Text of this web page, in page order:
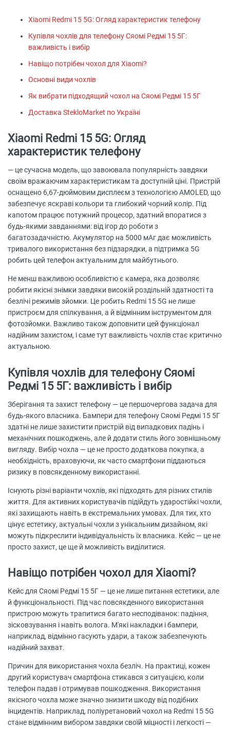
Xiaomi Redmi 15 5G: Огляд характеристик телефону
Купівля чохлів для телефону Сяомі Редмі 15 5Г:
важливість і вибір
Навіщо потрібен чохол для Xiaomi?
Основні види чохлів
Як вибрати підходящий чохол на Сяомі Редмі 15 5Г
Доставка StekloMarket по Україні
Xiaomi Redmi 15 5G: Огляд
характеристик телефону
— це сучасна модель, що завоювала популярність завдяки
своїм вражаючим характеристикам та доступній ціні. Пристрій
оснащено 6,67-дюймовим дисплеєм з технологією AMOLED, що
забезпечує яскраві кольори та глибокий чорний колір. Під
капотом працює потужний процесор, здатний впоратися з
будь-якими завданнями: від ігор до роботи з
багатозадачністю. Акумулятор на 5000 мАг дає можливість
тривалого використання без підзарядки, а підтримка 5G
робить цей телефон актуальним для майбутнього.
Не менш важливою особливістю є камера, яка дозволяє
робити якісні знімки завдяки високій роздільній здатності та
безлічі режимів зйомки. Це робить Redmi 15 5G не лише
пристроєм для спілкування, а й відмінним інструментом для
фотозйомки. Важливо також доповнити цей функціонал
надійним захистом, і саме тут важливість чохлів стає критично
актуальною.
Купівля чохлів для телефону Сяомі
Редмі 15 5Г: важливість і вибір
Зберігання та захист телефону — це першочергова задача для
будь-якого власника. Бампери для телефону Сяомі Редмі 15 5Г
здатні не лише захистити пристрій від випадкових падінь і
механічних пошкоджень, але й додати стиль його зовнішньому
вигляду. Вибір чохла — це не просто додаткова покупка, а
необхідність, враховуючи, як часто смартфони піддаються
ризику в повсякденному використанні.
Існують різні варіанти чохлів, які підходять для різних стилів
життя. Для активних користувачів підійдуть ударостійкі чохли,
які захищають навіть в екстремальних умовах. Для тих, хто
цінує естетику, актуальні чохли з унікальним дизайном, які
можуть підкреслити індивідуальність їх власника. Кейс — це не
просто захист, це ще й можливість виділитися.
Навіщо потрібен чохол для Xiaomi?
Кейс для Сяомі Редмі 15 5Г — це не лише питання естетики, але
й функціональності. Під час повсякденного використання
пристрою можуть трапитися багато несподіванок: падіння,
зісковзування і навіть волога. М'які накладки і бампери,
наприклад, відмінно гасують удари, а також забезпечують
надійний захват.
Причин для використання чохла безліч. На практиці, кожен
другий користувач смартфона стикався з ситуацією, коли
телефон падав і отримував пошкодження. Використання
якісного чохла може значно знизити шкоду від подібних
інцидентів. Наприклад, поліуретановий чохол на Redmi 15 5G
стане відмінним вибором завдяки своїй міцності і легкості —